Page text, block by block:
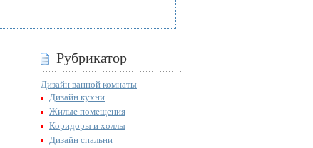
Рубрикатор
Дизайн ванной комнаты
Дизайн кухни
Жилые помещения
Коридоры и холлы
Дизайн спальни